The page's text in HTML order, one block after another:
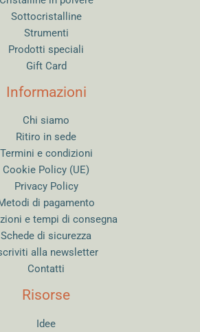
Sottocristalline
Strumenti
Prodotti speciali
Gift Card
Informazioni
Chi siamo
Ritiro in sede
Termini e condizioni
Cookie Policy (UE)
Privacy Policy
di pagamento
e tempi di consegna
Schede di sicurezza
alla newsletter
Contatti
Risorse
Idee